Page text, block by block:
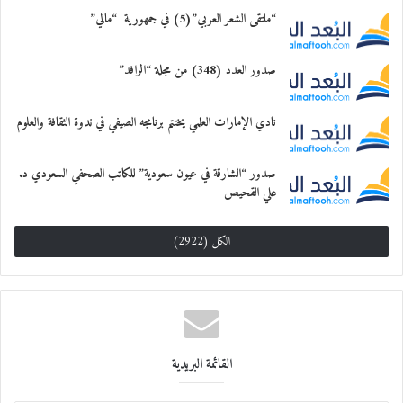
* محلل رياضي
معجب بهذه:
“ملتقى الشعر العربي”(5) في جمهورية “مالي”
صدور العدد (348) من مجلة “الرافد”
نادي الإمارات العلمي يختتم برنامجه الصيفي في ندوة الثقافة والعلوم
صدور “الشارقة في عيون سعودية” للكاتب الصحفي السعودي د.
علي القحيص
الكل (2922)
القائمة البريدية